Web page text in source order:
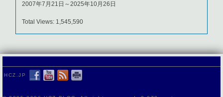
2007年7月21日～2025年10月26日
Total Views: 1,545,590
HCZ.JP